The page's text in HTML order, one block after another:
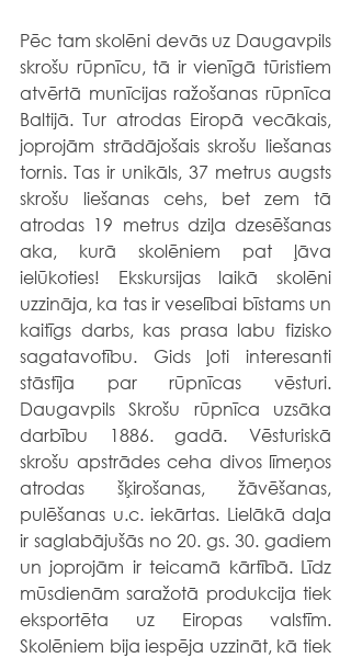
Pēc tam skolēni devās uz Daugavpils
skrošu rūpnīcu, tā ir vienīgā tūristiem
atvērtā munīcijas ražošanas rūpnīca
Baltijā. Tur atrodas Eiropā vecākais,
joprojām strādājošais skrošu liešanas
tornis. Tas ir unikāls, 37 metrus augsts
skrošu liešanas cehs, bet zem tā
atrodas 19 metrus dziļa dzesēšanas
aka, kurā skolēniem pat ļāva
ielūkoties! Ekskursijas laikā skolēni
uzzināja, ka tas ir veselībai bīstams un
kaitīgs darbs, kas prasa labu fizisko
sagatavotību. Gids ļoti interesanti
stāstīja par rūpnīcas vēsturi.
Daugavpils Skrošu rūpnīca uzsāka
darbību 1886. gadā. Vēsturiskā
skrošu apstrādes ceha divos līmeņos
atrodas šķirošanas, žāvēšanas,
pulēšanas u.c. iekārtas. Lielākā daļa
ir saglabājušās no 20. gs. 30. gadiem
un joprojām ir teicamā kārtībā. Līdz
mūsdienām saražotā produkcija tiek
eksportēta uz Eiropas valstīm.
Skolēniem bija iespēja uzzināt, kā tiek